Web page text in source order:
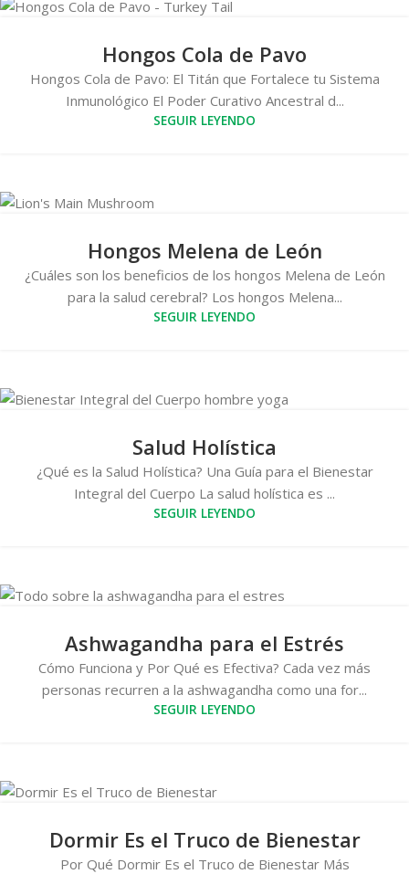
Hongos Cola de Pavo
Hongos Cola de Pavo: El Titán que Fortalece tu Sistema
Inmunológico El Poder Curativo Ancestral d...
SEGUIR LEYENDO
Hongos Melena de León
¿Cuáles son los beneficios de los hongos Melena de León
para la salud cerebral? Los hongos Melena...
SEGUIR LEYENDO
Salud Holística
¿Qué es la Salud Holística? Una Guía para el Bienestar
Integral del Cuerpo La salud holística es ...
SEGUIR LEYENDO
Ashwagandha para el Estrés
Cómo Funciona y Por Qué es Efectiva? Cada vez más
personas recurren a la ashwagandha como una for...
SEGUIR LEYENDO
Dormir Es el Truco de Bienestar
Por Qué Dormir Es el Truco de Bienestar Más